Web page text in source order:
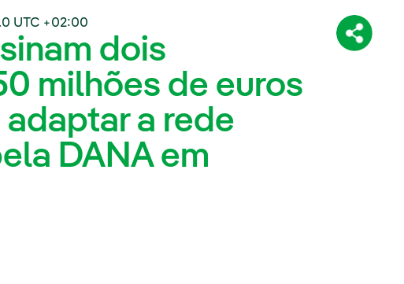
UTC +02:00
dois
milhões de euros
a rede
DANA em